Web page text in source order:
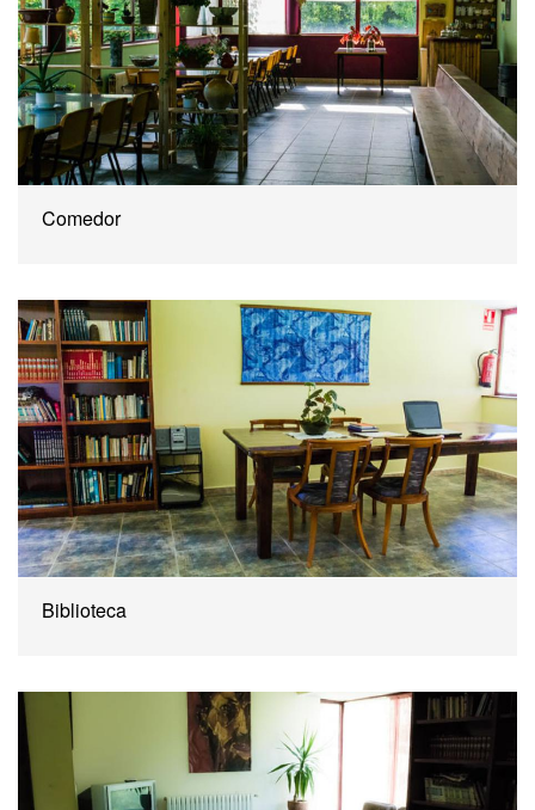
Comedor
Biblioteca